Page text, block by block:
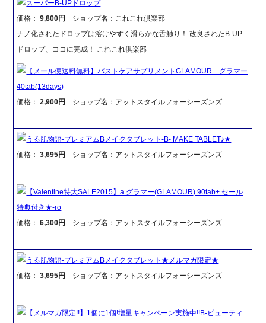
スーパーB-UPドロップ
価格：9,800円
ショップ名：これこれ倶楽部
ナノ化されたドロップは溶けやすく滑らかな舌触り！ 改良されたB-UP
ドロップ、ココに完成！ これこれ倶楽部
【メール便送料無料】バストケアサプリメントGLAMOUR グラマー
40tab(13days)
価格：2,900円 ショップ名：アットスタイルフォーシーズンズ
うる肌物語-プレミアムBメイクタブレット-B- MAKE TABLET♪★
価格：3,695円 ショップ名：アットスタイルフォーシーズンズ
【Valentine特大SALE2015】a グラマー(GLAMOUR) 90tab+ セール
特典付き★-ro
価格：6,300円 ショップ名：アットスタイルフォーシーズンズ
うる肌物語-プレミアムBメイクタブレット★メルマガ限定★
価格：3,695円 ショップ名：アットスタイルフォーシーズンズ
【メルマガ限定!!】1個に1個!増量キャンペーン実施中!!B-ビューティ